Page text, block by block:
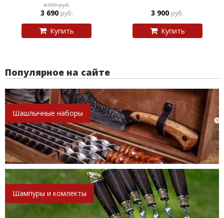
4 990 руб.
3 690 руб.
Купить
3 900 руб.
Купить
Популярное на сайте
Шашлычные наборы
Шампуры и комлекты